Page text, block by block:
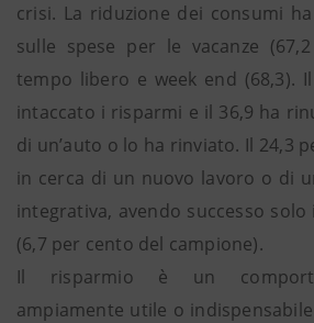
crisi. La riduzione dei consumi
sulle spese per le vacanze
tempo libero e week end (68,3).
intaccato i risparmi e il 36,9 ha
di un’auto o lo ha rinviato. Il 24,3
in cerca di un nuovo lavoro o di
integrativa, avendo successo
(6,7 per cento del campione).
Il risparmio è un
ampiamente utile o